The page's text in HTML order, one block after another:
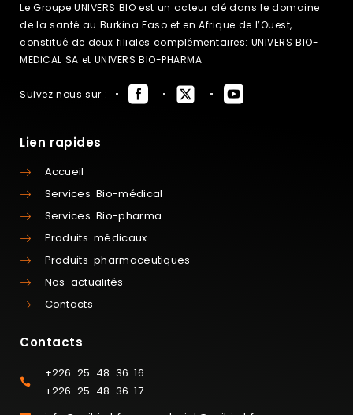
Le Groupe UNIVERS BIO est un acteur clé dans le domaine
de la santé au Burkina Faso et en Afrique de l’Ouest,
constitué de deux filiales complémentaires: UNIVERS BIO-
MEDICAL SA et UNIVERS BIO-PHARMA
Suivez nous sur :
Lien rapides
Accueil
Services Bio-médical
Services Bio-pharma
Produits médicaux
Produits pharmaceutiques
Nos actualités
Contacts
Contacts
+226 25 48 36 16
+226 25 48 36 17